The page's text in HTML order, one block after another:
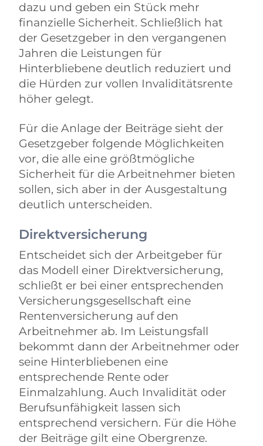
dazu und geben ein Stück mehr
finanzielle Sicherheit. Schließlich hat
der Gesetzgeber in den vergangenen
Jahren die Leistungen für
Hinterbliebene deutlich reduziert und
die Hürden zur vollen Invaliditätsrente
höher gelegt.
Für die Anlage der Beiträge sieht der
Gesetzgeber folgende Möglichkeiten
vor, die alle eine größtmögliche
Sicherheit für die Arbeitnehmer bieten
sollen, sich aber in der Ausgestaltung
deutlich unterscheiden.
Direktversicherung
Entscheidet sich der Arbeitgeber für
das Modell einer Direktversicherung,
schließt er bei einer entsprechenden
Versicherungsgesellschaft eine
Rentenversicherung auf den
Arbeitnehmer ab. Im Leistungsfall
bekommt dann der Arbeitnehmer oder
seine Hinterbliebenen eine
entsprechende Rente oder
Einmalzahlung. Auch Invalidität oder
Berufsunfähigkeit lassen sich
entsprechend versichern. Für die Höhe
der Beiträge gilt eine Obergrenze.